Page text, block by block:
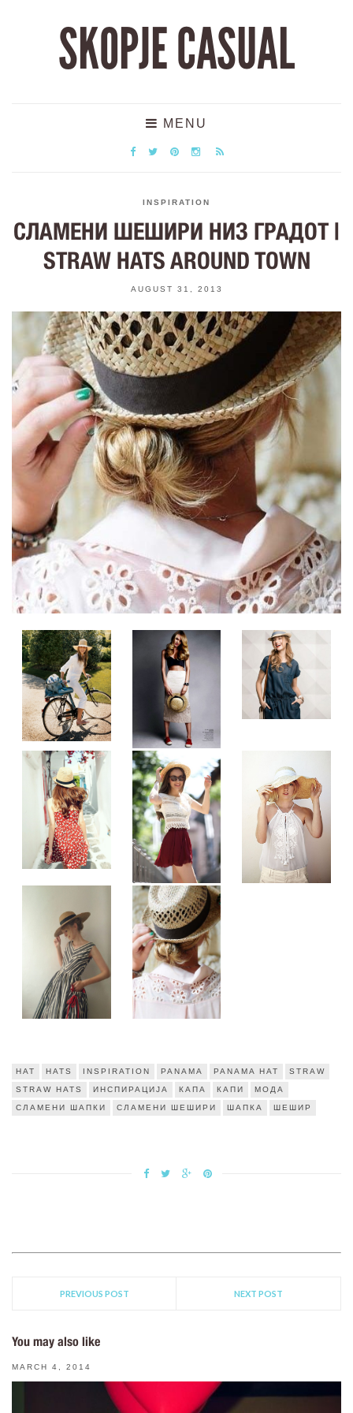
SKOPJE CASUAL
MENU
INSPIRATION
СЛАМЕНИ ШЕШИРИ НИЗ ГРАДОТ |
STRAW HATS AROUND TOWN
AUGUST 31, 2013
HAT HATS INSPIRATION PANAMA PANAMA HAT STRAW
STRAW HATS ИНСПИРАЦИЈА КАПА КАПИ МОДА
СЛАМЕНИ ШАПКИ СЛАМЕНИ ШЕШИРИ ШАПКА ШЕШИР
PREVIOUS POST NEXT POST
You may also like
MARCH 4, 2014